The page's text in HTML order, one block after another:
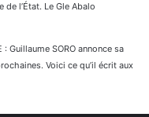
l’État. Le Gle Abalo
: Guillaume SORO annonce sa
Voici ce qu’il écrit aux